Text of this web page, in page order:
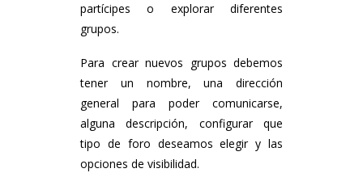
partícipes o explorar diferentes
grupos.
Para crear nuevos grupos debemos
tener un nombre, una dirección
general para poder comunicarse,
alguna descripción, configurar que
tipo de foro deseamos elegir y las
opciones de visibilidad.